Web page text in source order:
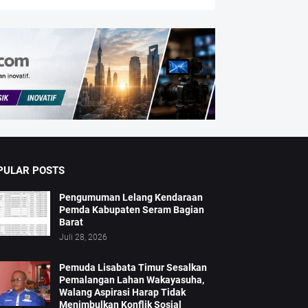
POSTS
Pengumuman Lelang Kendaraan
Pemda Kabupaten Seram Bagian
Barat
Juli 28, 2026
Pemuda Lisabata Timur Sesalkan
Pemalangan Lahan Wakayasuha,
Walang Aspirasi Harap Tidak
Menimbulkan Konflik Sosial